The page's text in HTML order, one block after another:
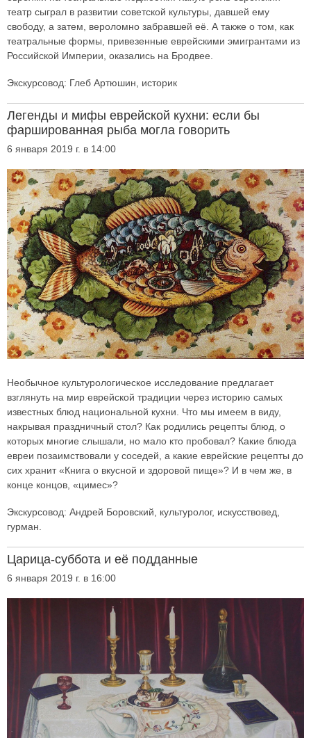
театр сыграл в развитии советской культуры, давшей ему
свободу, а затем, вероломно забравшей её. А также о том, как
театральные формы, привезенные еврейскими эмигрантами из
Российской Империи, оказались на Бродвее.
Экскурсовод: Глеб Артюшин, историк
Легенды и мифы еврейской кухни: если бы
фаршированная рыба могла говорить
6 января 2019 г. в 14:00
Необычное культурологическое исследование предлагает
взглянуть на мир еврейской традиции через историю самых
известных блюд национальной кухни. Что мы имеем в виду,
накрывая праздничный стол? Как родились рецепты блюд, о
которых многие слышали, но мало кто пробовал? Какие блюда
евреи позаимствовали у соседей, а какие еврейские рецепты до
сих хранит «Книга о вкусной и здоровой пище»? И в чем же, в
конце концов, «цимес»?
Экскурсовод: Андрей Боровский, культуролог, искусствовед,
гурман.
Царица-суббота и её подданные
6 января 2019 г. в 16:00